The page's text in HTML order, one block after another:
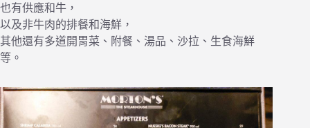
也有供應和牛，
以及非牛肉的排餐和海鮮，
其他還有多道開胃菜、附餐、湯品、沙拉、生食海鮮
等。